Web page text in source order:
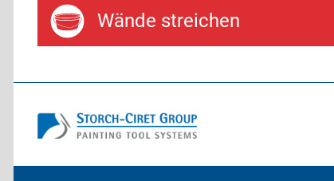
Wände streichen